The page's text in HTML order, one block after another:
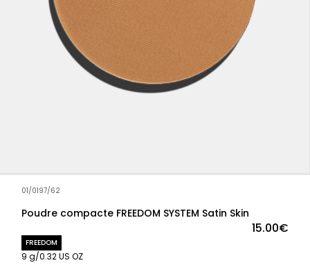
01/0197/62
Poudre compacte FREEDOM SYSTEM Satin Skin
15.00€
FREEDOM
9 g/0.32 US OZ